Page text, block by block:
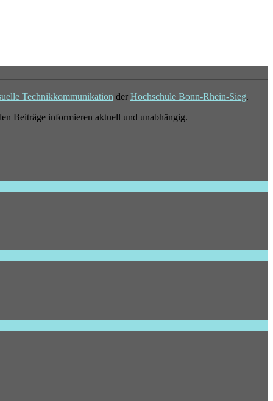
Technikkommunikation der Hochschule Bonn-Rhein-Sieg.
Beiträge informieren aktuell und unabhängig.